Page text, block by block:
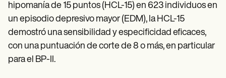
hipomanía de 15 puntos (HCL-15) en 623 individuos en
un episodio depresivo mayor (EDM), la HCL-15
demostró una sensibilidad y especificidad eficaces,
con una puntuación de corte de 8 o más, en particular
para el BP-II.